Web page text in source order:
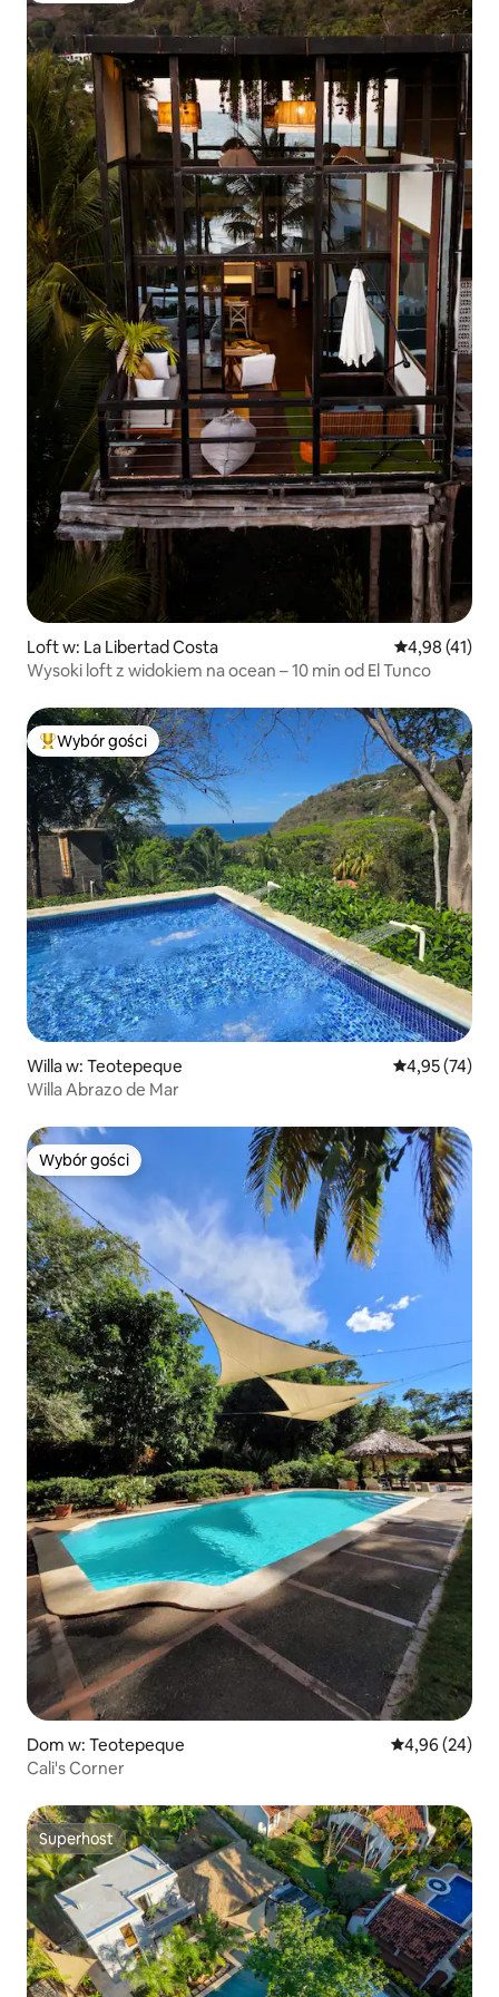
Loft w: La Libertad Costa Średnia
4,98 (41)
Wysoki loft z widokiem na ocean – 10 min od El Tunco
Najpopularniejsze z kategorii Wybór gości
Wybór gości
Willa w: Teotepeque Średnia
4,95 (74)
Willa Abrazo de Mar
Wybór gości
Wybór gości
Dom w: Teotepeque Średnia
4,96 (24)
Cali's Corner
Superhost
Superhost